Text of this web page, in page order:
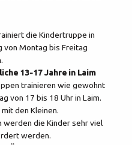
die Kindertruppe in
Montag bis Freitag
13-17 Jahre in Laim
trainieren wie gewohnt
von 17 bis 18 Uhr in Laim.
den Kleinen.
werden die Kinder sehr viel
werden.